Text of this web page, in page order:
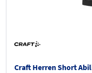
Craft Herren Short